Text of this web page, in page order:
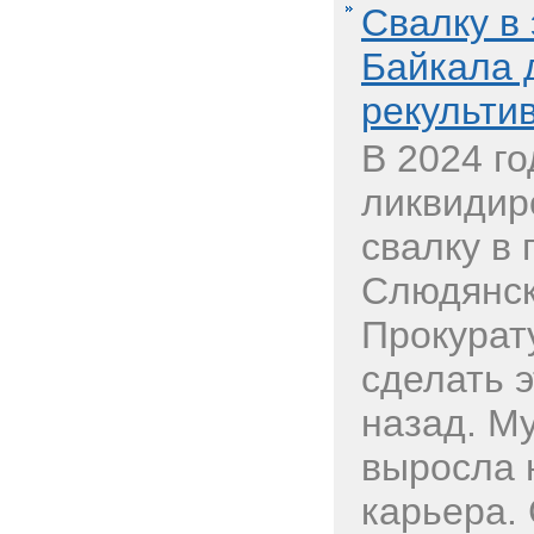
Свалку в
Байкала
В 2024
свалку в
сделать
назад.
выросла
карьера.